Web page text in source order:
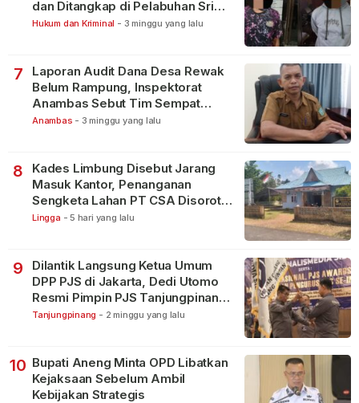
dan Ditangkap di Pelabuhan Sri
Bintan Pura
Hukum dan Kriminal - 3 minggu yang lalu
7
Laporan Audit Dana Desa Rewak
Belum Rampung, Inspektorat
Anambas Sebut Tim Sempat
Terbagi Tangani Kasus Lain
Anambas - 3 minggu yang lalu
8
Kades Limbung Disebut Jarang
Masuk Kantor, Penanganan
Sengketa Lahan PT CSA Disorot
Warga
Lingga - 5 hari yang lalu
9
Dilantik Langsung Ketua Umum
DPP PJS di Jakarta, Dedi Utomo
Resmi Pimpin PJS Tanjungpinang-
Bintan
Tanjungpinang - 2 minggu yang lalu
10 Bupati Aneng Minta OPD Libatkan
Kejaksaan Sebelum Ambil
Kebijakan Strategis